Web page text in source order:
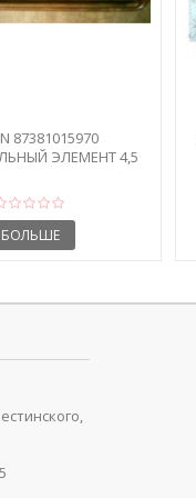
87381015970
ЭЛЕМЕНТ 4,5
БОЛЬШЕ